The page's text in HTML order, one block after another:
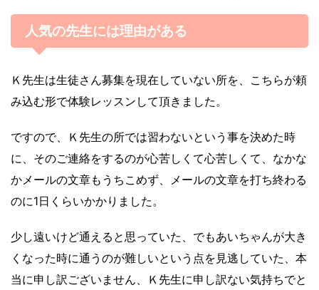
人気の先生には理由がある
Ｋ先生は生徒さん募集を現在していない所を、こちらが頼
み込む形で体験レッスンして頂きました。
ですので、Ｋ先生の所では習わないという事を決めた時
に、そのご連絡をするのが心苦しくて心苦しくて、なかな
かメールの文章もうちこめず、メールの文章を打ち終わる
のに1日くらいかかりました。
少し遠いけど通えると思っていた、でもあいちゃんが大き
くなった時に通うのが難しいという点を見逃していた、本
当に申し訳ございません、Ｋ先生に申し訳ない気持ちでと